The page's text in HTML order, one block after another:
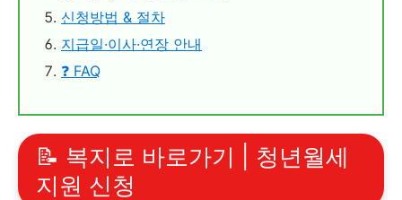
신청방법 & 절차
지급일·이사·연장 안내
❓ FAQ
📝 복지로 바로가기 | 청년월세
지원 신청